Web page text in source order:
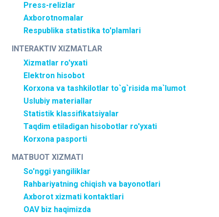
Press-relizlar
Axborotnomalar
Respublika statistika to'plamlari
INTERAKTIV XIZMATLAR
Xizmatlar ro'yxati
Elektron hisobot
Korxona va tashkilotlar to`g`risida ma`lumot
Uslubiy materiallar
Statistik klassifikatsiyalar
Taqdim etiladigan hisobotlar ro'yxati
Korxona pasporti
MATBUOT XIZMATI
So'nggi yangiliklar
Rahbariyatning chiqish va bayonotlari
Axborot xizmati kontaktlari
OAV biz haqimizda